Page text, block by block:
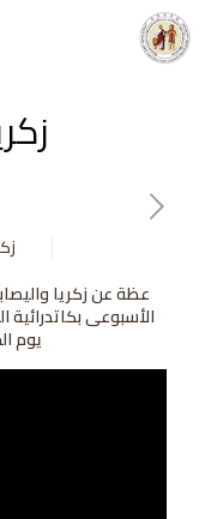
عظة عن زكريا
الأسبوعى
يوم